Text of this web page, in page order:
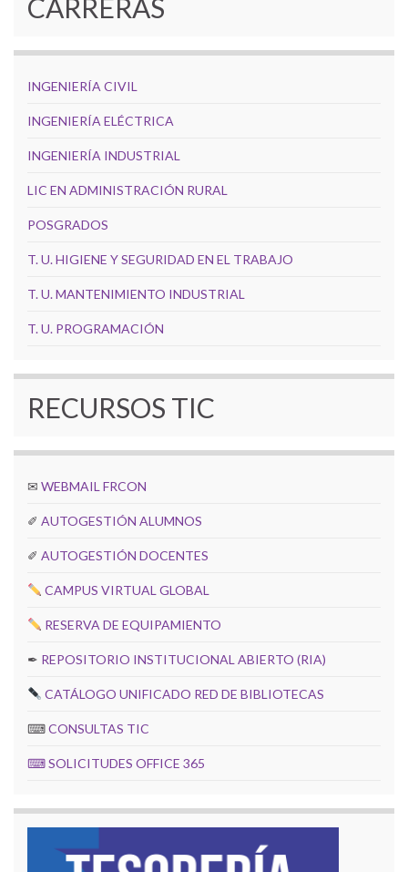
CARRERAS
INGENIERÍA CIVIL
INGENIERÍA ELÉCTRICA
INGENIERÍA INDUSTRIAL
LIC EN ADMINISTRACIÓN RURAL
POSGRADOS
T. U. HIGIENE Y SEGURIDAD EN EL TRABAJO
T. U. MANTENIMIENTO INDUSTRIAL
T. U. PROGRAMACIÓN
RECURSOS TIC
✉ WEBMAIL FRCON
✐ AUTOGESTIÓN ALUMNOS
✐ AUTOGESTIÓN DOCENTES
CAMPUS VIRTUAL GLOBAL
RESERVA DE EQUIPAMIENTO
✒ REPOSITORIO INSTITUCIONAL ABIERTO (RIA)
CATÁLOGO UNIFICADO RED DE BIBLIOTECAS
⌨CONSULTAS TIC
⌨SOLICITUDES OFFICE 365